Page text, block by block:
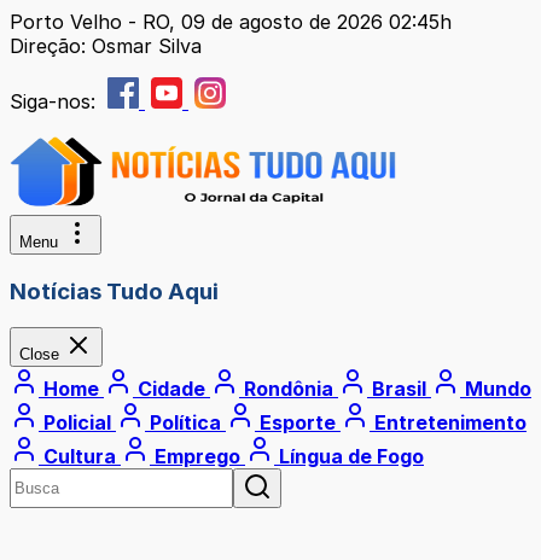
Porto Velho - RO, 09 de agosto de 2026 02:45h
Direção: Osmar Silva
Siga-nos:
Menu
Notícias Tudo Aqui
Close
Home Cidade Rondônia Brasil
Mundo
Policial
Política Esporte
Entretenimento
Cultura
Emprego Língua de Fogo